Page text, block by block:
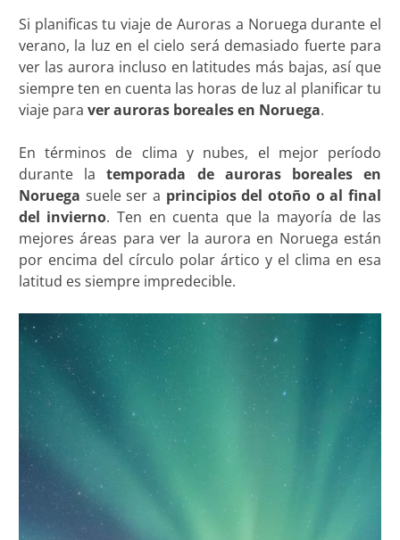
Si planificas tu viaje de Auroras a Noruega durante el
verano, la luz en el cielo será demasiado fuerte para
ver las aurora incluso en latitudes más bajas, así que
siempre ten en cuenta las horas de luz al planificar tu
viaje para ver auroras boreales en Noruega.
En términos de clima y nubes, el mejor período
durante latemporada de auroras boreales en
Noruega suele ser a principios del otoño o al final
del invierno. Ten en cuenta que la mayoría de las
mejores áreas para ver la aurora en Noruega están
por encima del círculo polar ártico y el clima en esa
latitud es siempre impredecible.